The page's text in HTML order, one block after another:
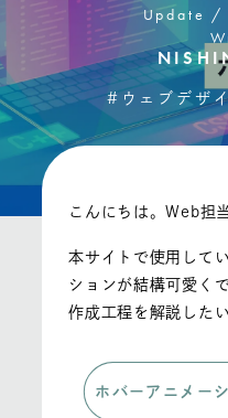
Update /
#ウェブデザ
こんにちは。Web担
本サイトで使用して
ションが結構可愛く
作成工程を解説した
ホバーアニメー